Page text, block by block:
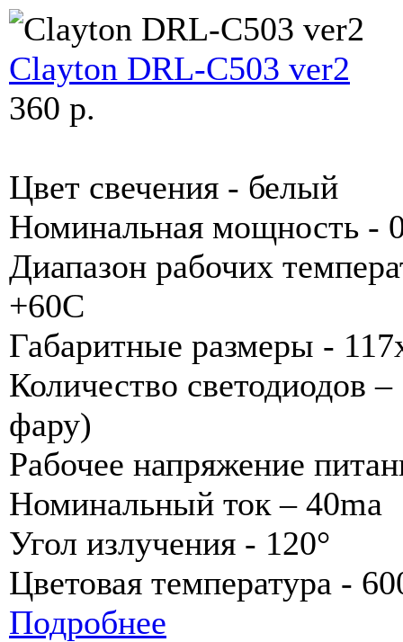
Clayton DRL-C503 ver2
360 p.
Цвет свечения - белый
Номинальная мощность -
Диапазон рабочих
+60С
Габаритные размеры -
Количество светодиодов
фару)
Рабочее напряжение
Номинальный ток – 40ma
Угол излучения - 120°
Цветовая температура -
Подробнее